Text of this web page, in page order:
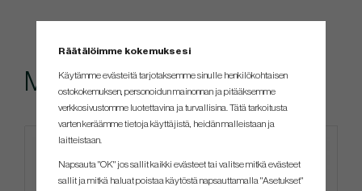
Muut ostivat myös
Räätälöimme kokemuksesi
Käytämme evästeitä tarjotaksemme sinulle henkilökohtaisen
ostokokemuksen, personoidun mainonnan ja pitääksemme
verkkosivustomme luotettavina ja turvallisina. Tätä tarkoitusta
varten keräämme tietoja käyttäjistä, heidän malleistaan ​​ja
laitteistaan.
Napsauta "OK" jos sallit kaikki evästeet tai valitse mitkä evästeet
sallit ja mitkä haluat poistaa käytöstä napsauttamalla "Asetukset"